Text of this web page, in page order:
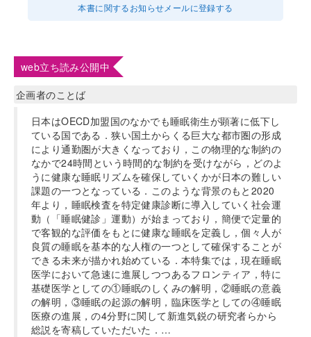
本書に関するお知らせメールに登録する
web立ち読み公開中
企画者のことば
日本はOECD加盟国のなかでも睡眠衛生が顕著に低下し
ている国である．狭い国土からくる巨大な都市圏の形成
により通勤圏が大きくなっており，この物理的な制約の
なかで24時間という時間的な制約を受けながら，どのよ
うに健康な睡眠リズムを確保していくかが日本の難しい
課題の一つとなっている．このような背景のもと2020
年より，睡眠検査を特定健康診断に導入していく社会運
動（「睡眠健診」運動）が始まっており，簡便で定量的
で客観的な評価をもとに健康な睡眠を定義し，個々人が
良質の睡眠を基本的な人権の一つとして確保することが
できる未来が描かれ始めている．本特集では，現在睡眠
医学において急速に進展しつつあるフロンティア，特に
基礎医学としての①睡眠のしくみの解明，②睡眠の意義
の解明，③睡眠の起源の解明，臨床医学としての④睡眠
医療の進展，の4分野に関して新進気鋭の研究者らから
総説を寄稿していただいた．…